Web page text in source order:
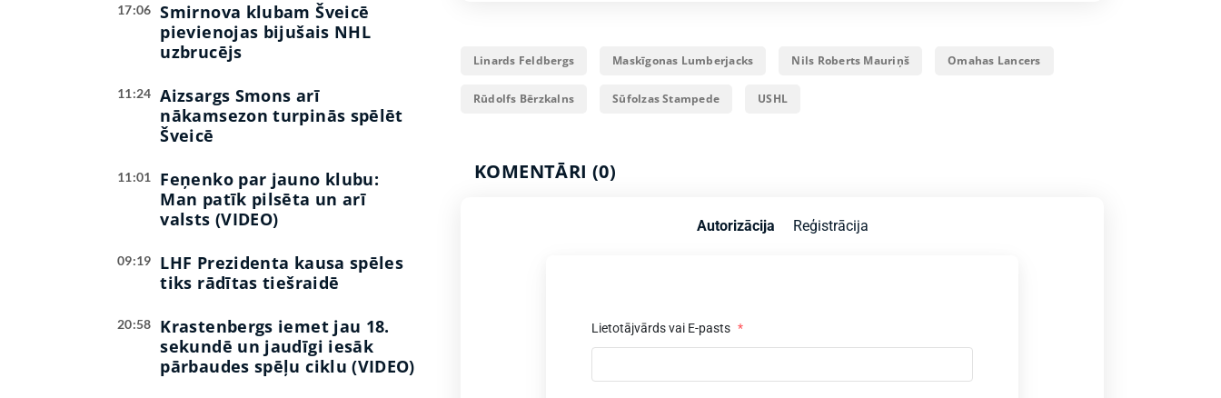
17:06
Smirnova klubam Šveicē
pievienojas bijušais NHL
uzbrucējs
11:24
Aizsargs Smons arī
nākamsezon turpinās spēlēt
Šveicē
11:01
Feņenko par jauno klubu:
Man patīk pilsēta un arī
valsts (VIDEO)
09:19
LHF Prezidenta kausa spēles
tiks rādītas tiešraidē
20:58
Krastenbergs iemet jau 18.
sekundē un jaudīgi iesāk
pārbaudes spēļu ciklu (VIDEO)
Linards Feldbergs Maskīgonas Lumberjacks Nils Roberts Mauriņš Omahas Lancers
Rūdolfs Bērzkalns Sūfolzas Stampede USHL
KOMENTĀRI (0)
Autorizācija Reģistrācija
Lietotājvārds vai E-pasts *